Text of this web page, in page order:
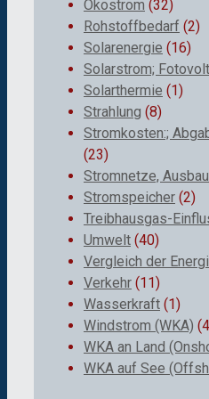
Ökostrom (32)
Rohstoffbedarf (2)
Solarenergie (16)
Solarstrom;
Solarthermie (1)
Strahlung (8)
Stromkosten:;
(23)
Stromnetze, Ausbau
Stromspeicher (2)
Treibhausgas-
Umwelt (40)
Vergleich der
Verkehr (11)
Wasserkraft (1)
Windstrom (WKA)
WKA an Land
WKA auf See